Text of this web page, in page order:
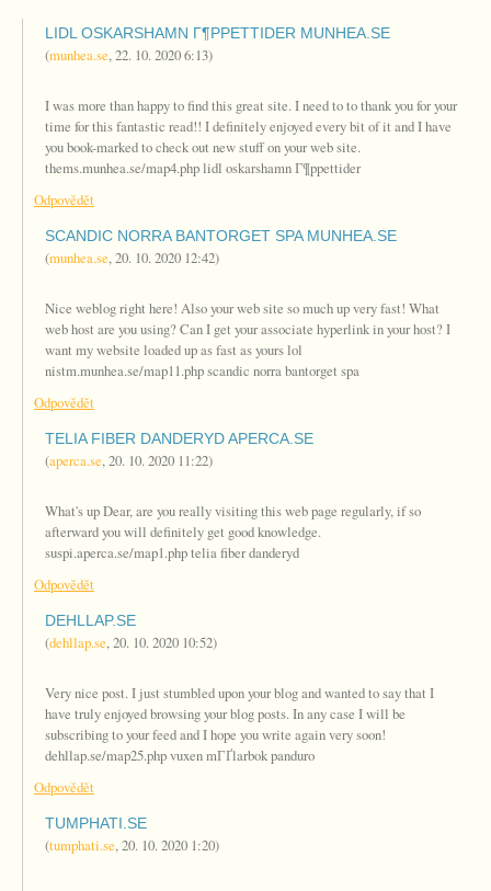
LIDL OSKARSHAMN Г¶PPETTIDER MUNHEA.SE
(munhea.se,22. 10. 20206:13)
I was more than happy to find this great site. I need to to thank you for your
time for this fantastic read!! I definitely enjoyed every bit of it and I have
you book-marked to check out new stuff on your web site.
thems.munhea.se/map4.php lidl oskarshamn Г¶ppettider
Odpovědět
SCANDIC NORRA BANTORGET SPA MUNHEA.SE
(munhea.se,20. 10. 2020 12:42)
Nice weblog right here! Also your web site so much up very fast! What
web host are you using? Can I get your associate hyperlink in your host? I
want my website loaded up as fast as yours lol
nistm.munhea.se/map11.php scandic norra bantorget spa
Odpovědět
TELIA FIBER DANDERYD APERCA.SE
(aperca.se,20. 10. 2020 11:22)
What's up Dear, are you really visiting this web page regularly, if so
afterward you will definitely get good knowledge.
suspi.aperca.se/map1.php telia fiber danderyd
Odpovědět
DEHLLAP.SE
(dehllap.se,20. 10. 2020 10:52)
Very nice post. I just stumbled upon your blog and wanted to say that I
have truly enjoyed browsing your blog posts. In any case I will be
subscribing to your feed and I hope you write again very soon!
dehllap.se/map25.php vuxen mГҐlarbok panduro
Odpovědět
TUMPHATI.SE
(tumphati.se,20. 10. 2020 1:20)